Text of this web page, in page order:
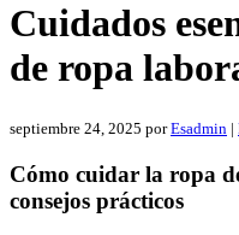
Cuidados
de ropa
septiembre 24, 2025 porEsadmin |
Cómo cuidar la ropa
consejos prácticos